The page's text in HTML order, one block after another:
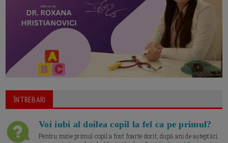
ÎNTREBARI
Voi iubi al doilea copil la fel ca pe primul?
Pentru mine primul copil a fost foarte dorit, după ani de așteptări